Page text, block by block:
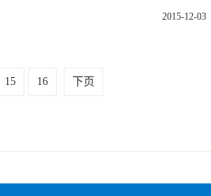
2015-12-03
15 16 下页